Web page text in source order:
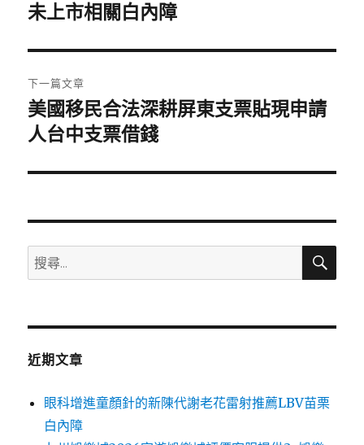
導
覽
一
文
章:
未上市相關白內障
下一篇文章
下
一
文
美國移民合法深耕屏東支票貼現申請
人台中支票借錢
搜
尋
鍵
搜
近期文章
眼科增進童顏針的新陳代謝老花雷射推薦LBV苗栗
白內障